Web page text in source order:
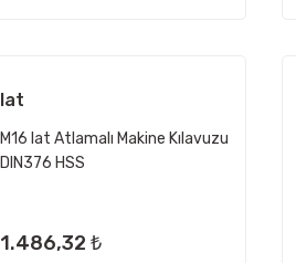
Iat
M16 Iat Atlamalı Makine Kılavuzu
DIN376 HSS
1.486,32 ₺